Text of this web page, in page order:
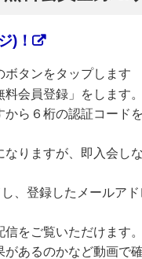
)！
ボタンをタップします
会員登録」をします。
ら６桁の認証コード
りますが、即入会し
、登録したメールア
をご覧いただけます。
あるのかなど動画で